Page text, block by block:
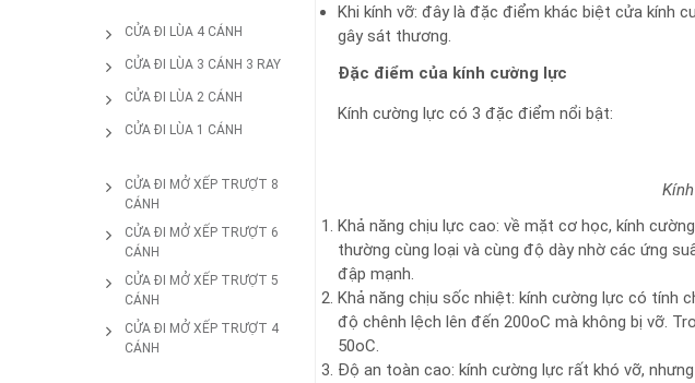
CỬA ĐI LÙA 4 CÁNH
CỬA ĐI LÙA 3 CÁNH 3 RAY
CỬA ĐI LÙA 2 CÁNH
CỬA ĐI LÙA 1 CÁNH
CỬA ĐI MỞ XẾP TRƯỢT 8
CÁNH
CỬA ĐI MỞ XẾP TRƯỢT 6
CÁNH
CỬA ĐI MỞ XẾP TRƯỢT 5
CÁNH
CỬA ĐI MỞ XẾP TRƯỢT 4
CÁNH
Khi kính vỡ: đây là đặc điểm khác biệt cửa kính
gây sát thương.
Đặc điểm của kính cường lực
Kính cường lực có 3 đặc điểm nổi bật:
Khả năng chịu lực cao: về mặt cơ học, kính
thường cùng loại và cùng độ dày nhờ các ứng
đập mạnh.
Khả năng chịu sốc nhiệt: kính cường lực có
độ chênh lệch lên đến 200oC mà không bị vỡ.
50oC.
Độ an toàn cao: kính cường lực rất khó vỡ,